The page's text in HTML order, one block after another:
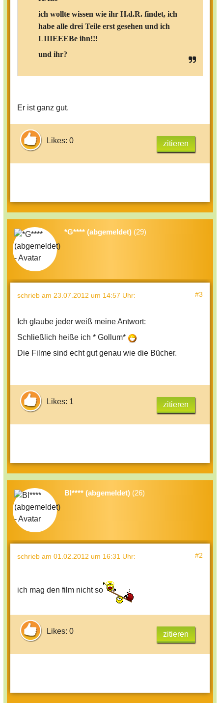
ich wollte wissen wie ihr H.d.R. findet, ich
habe alle drei Teile erst gesehen und ich
LIIIEEEBe ihn!!!
und ihr?
Er ist ganz gut.
Likes: 0 zitieren
*G**** (abgemeldet) (29)
schrieb am 23.07.2012 um 14:57 Uhr: #3
Ich glaube jeder weiß meine Antwort:
Schließlich heiße ich * Gollum*
Die Filme sind echt gut genau wie die Bücher.
Likes: 1 zitieren
Bl**** (abgemeldet) (26)
schrieb am 01.02.2012 um 16:31 Uhr: #2
ich mag den film nicht so
Likes: 0 zitieren